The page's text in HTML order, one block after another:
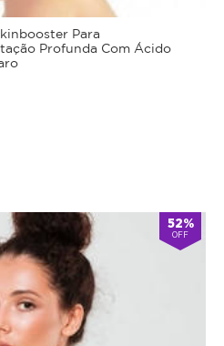
Para
Profunda Com Ácido
52%
OFF